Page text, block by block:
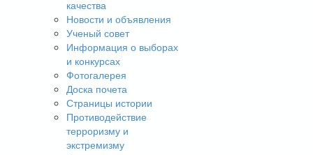
качества
Новости и объявления
Ученый совет
Информация о выборах
и конкурсах
Фотогалерея
Доска почета
Страницы истории
Противодействие
терроризму и
экстремизму